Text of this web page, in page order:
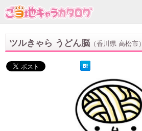
ツルきゃら うどん脳 （香川県 高松市）